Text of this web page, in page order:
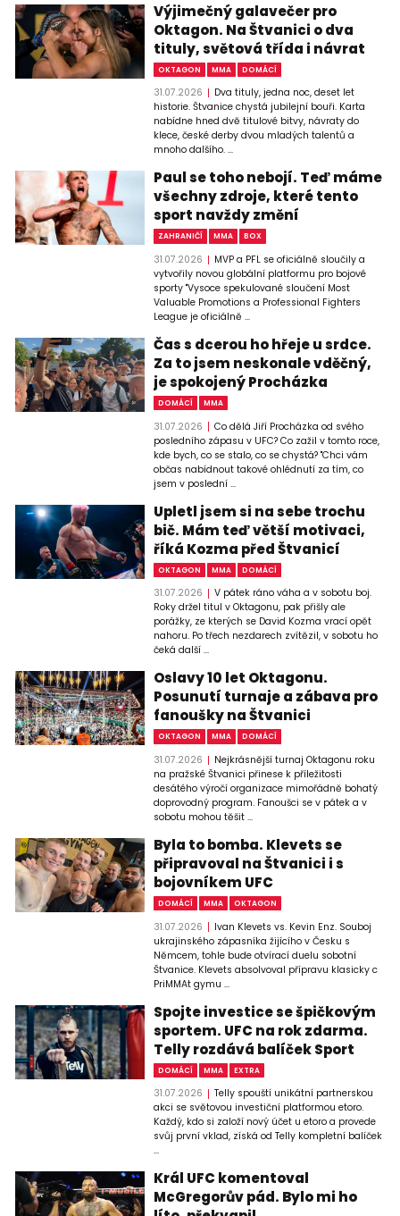
Výjimečný galavečer pro
Oktagon. Na Štvanici o dva
tituly, světová třída i návrat
OKTAGON MMA DOMÁCÍ
31.07.2026
Dva tituly, jedna noc, deset let
historie. Štvanice chystá jubilejní bouři. Karta
nabídne hned dvě titulové bitvy, návraty do
klece, české derby dvou mladých talentů a
mnoho dalšího. ...
Paul se toho nebojí. Teď máme
všechny zdroje, které tento
sport navždy změní
ZAHRANIČÍ MMA BOX
31.07.2026
MVP a PFL se oficiálně sloučily a
vytvořily novou globální platformu pro bojové
sporty "Vysoce spekulované sloučení Most
Valuable Promotions a Professional Fighters
League je oficiálně ...
Čas s dcerou ho hřeje u srdce.
Za to jsem neskonale vděčný,
je spokojený Procházka
DOMÁCÍ MMA
31.07.2026
Co dělá Jiří Procházka od svého
posledního zápasu v UFC? Co zažil v tomto roce,
kde bych, co se stalo, co se chystá? "Chci vám
občas nabídnout takové ohlédnutí za tím, co
jsem v poslední ...
Upletl jsem si na sebe trochu
bič. Mám teď větší motivaci,
říká Kozma před Štvanicí
OKTAGON MMA DOMÁCÍ
31.07.2026
V pátek ráno váha a v sobotu boj.
Roky držel titul v Oktagonu, pak přišly ale
porážky, ze kterých se David Kozma vrací opět
nahoru. Po třech nezdarech zvítězil, v sobotu ho
čeká další ...
Oslavy 10 let Oktagonu.
Posunutí turnaje a zábava pro
fanoušky na Štvanici
OKTAGON MMA DOMÁCÍ
31.07.2026
Nejkrásnější turnaj Oktagonu roku
na pražské Štvanici přinese k příležitosti
desátého výročí organizace mimořádně bohatý
doprovodný program. Fanoušci se v pátek a v
sobotu mohou těšit ...
Byla to bomba. Klevets se
připravoval na Štvanici i s
bojovníkem UFC
DOMÁCÍ MMA OKTAGON
31.07.2026
Ivan Klevets vs. Kevin Enz. Souboj
ukrajinského zápasníka žijícího v Česku s
Němcem, tohle bude otvírací duelu sobotní
Štvanice. Klevets absolvoval přípravu klasicky c
PriMMAt gymu ...
Spojte investice se špičkovým
sportem. UFC na rok zdarma.
Telly rozdává balíček Sport
DOMÁCÍ MMA EXTRA
31.07.2026
Telly spouští unikátní partnerskou
akci se světovou investiční platformou etoro.
Každý, kdo si založí nový účet u etoro a provede
svůj první vklad, získá od Telly kompletní balíček
...
Král UFC komentoval
McGregorův pád. Bylo mi ho